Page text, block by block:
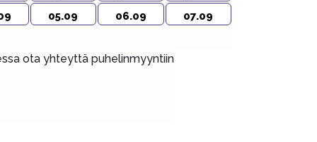
05.09 06.09 07.09
ota yhteyttä puhelinmyyntiin